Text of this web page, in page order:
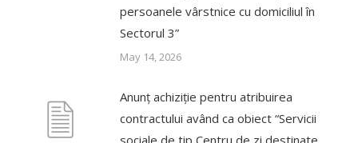
persoanele vârstnice cu domiciliul în
Sectorul 3”
May 14, 2026
Anunț achiziție pentru atribuirea
contractului având ca obiect “Servicii